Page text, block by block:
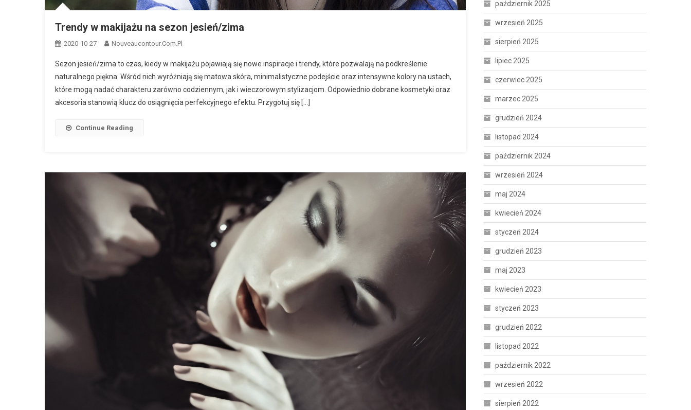
Trendy w makijażu na sezon jesień/zima
2020-10-27 Nouveaucontour.com.pl
Sezon jesień/zima to czas, kiedy w makijażu pojawiają się nowe inspiracje i trendy, które pozwalają na podkreślenie
naturalnego piękna. Wśród nich wyróżniają się matowa skóra, minimalistyczne podejście oraz intensywne kolory na ustach,
które mogą nadać charakteru zarówno codziennym, jak i wieczorowym stylizacjom. Odpowiednio dobrane kosmetyki oraz
akcesoria stanowią klucz do osiągnięcia perfekcyjnego efektu. Przygotuj się […]
Continue Reading
październik 2025
wrzesień 2025
sierpień 2025
lipiec 2025
czerwiec 2025
marzec 2025
grudzień 2024
listopad 2024
październik 2024
wrzesień 2024
maj 2024
kwiecień 2024
styczeń 2024
grudzień 2023
maj 2023
kwiecień 2023
styczeń 2023
grudzień 2022
listopad 2022
październik 2022
wrzesień 2022
sierpień 2022